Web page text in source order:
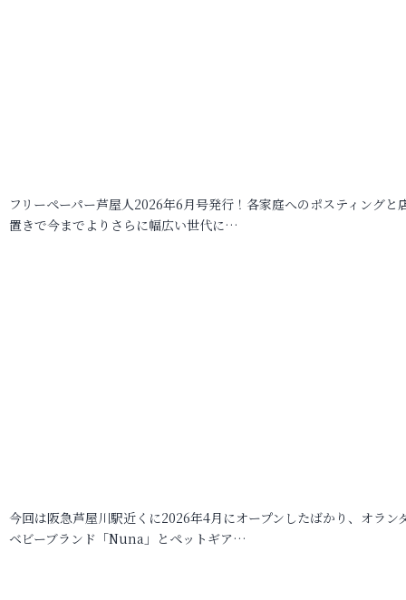
フリーペーパー芦屋人2026年6月号発行！各家庭へのポスティングと
置きで今までよりさらに幅広い世代に…
今回は阪急芦屋川駅近くに2026年4月にオープンしたばかり、オラン
ベビーブランド「Nuna」とペットギア…